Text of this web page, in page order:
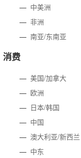
— 中美洲
—非洲
—南亚/东南亚
消费
—美国/加拿大
— 欧洲
— 日本/韩国
— 中国
— 澳大利亚/新西兰
— 中东